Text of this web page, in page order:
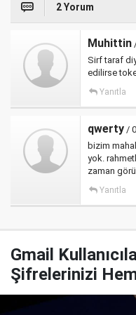
2 Yorum
Muhittin
Sirf taraf
edilirse
Yanıtla
qwerty /
bizim
yok.
zaman
Yanıtla
Gmail
Şifrelerinizi